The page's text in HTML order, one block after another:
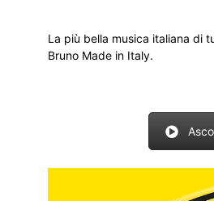
La più bella musica italiana di
Bruno Made in Italy.